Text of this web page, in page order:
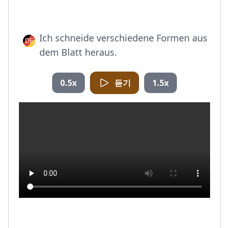
Ich schneide verschiedene Formen aus
dem Blatt heraus.
0.5x 듣기 1.5x